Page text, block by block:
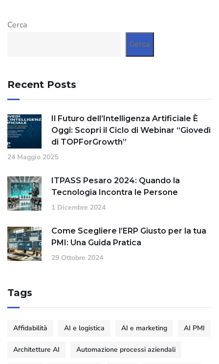
Cerca
Cerca
Recent Posts
Il Futuro dell’Intelligenza Artificiale È
Oggi: Scopri il Ciclo di Webinar “Giovedì
di TOPForGrowth”
24 Maggio 2025
ITPASS Pesaro 2024: Quando la
Tecnologia Incontra le Persone
1 Dicembre 2024
Come Scegliere l’ERP Giusto per la tua
PMI: Una Guida Pratica
29 Ottobre 2024
Tags
Affidabilità AI e logistica AI e marketing AI PMI
Architetture AI Automazione processi aziendali